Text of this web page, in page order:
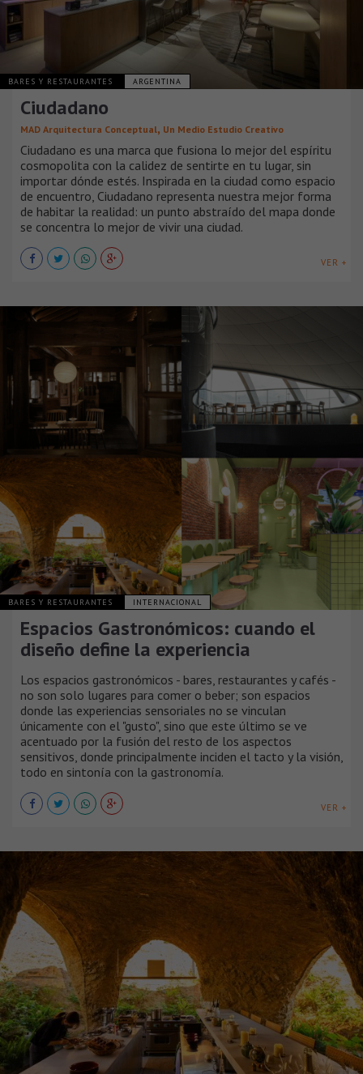
BARES Y RESTAURANTES ARGENTINA
Ciudadano
MAD Arquitectura Conceptual, Un Medio Estudio Creativo
Ciudadano es una marca que fusiona lo mejor del espíritu
cosmopolita con la calidez de sentirte en tu lugar, sin
importar dónde estés. Inspirada en la ciudad como espacio
de encuentro, Ciudadano representa nuestra mejor forma
de habitar la realidad: un punto abstraído del mapa donde
se concentra lo mejor de vivir una ciudad.
VER +
BARES Y RESTAURANTES INTERNACIONAL
Espacios Gastronómicos: cuando el
diseño define la experiencia
Los espacios gastronómicos - bares, restaurantes y cafés -
no son solo lugares para comer o beber; son espacios
donde las experiencias sensoriales no se vinculan
únicamente con el "gusto", sino que este último se ve
acentuado por la fusión del resto de los aspectos
sensitivos, donde principalmente inciden el tacto y la visión,
todo en sintonía con la gastronomía.
VER +